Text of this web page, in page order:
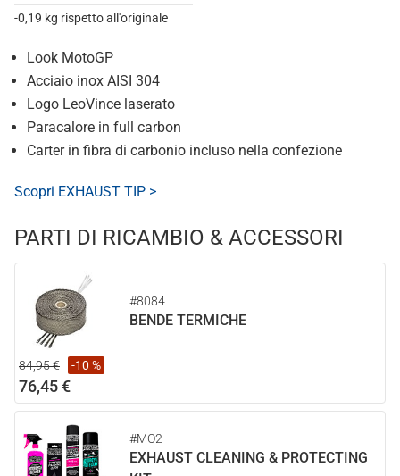
-0,19 kg rispetto all'originale
Look MotoGP
Acciaio inox AISI 304
Logo LeoVince laserato
Paracalore in full carbon
Carter in fibra di carbonio incluso nella confezione
Scopri EXHAUST TIP >
PARTI DI RICAMBIO & ACCESSORI
#8084
BENDE TERMICHE
84,95 € -10 %
76,45 €
#MO2
EXHAUST CLEANING & PROTECTING